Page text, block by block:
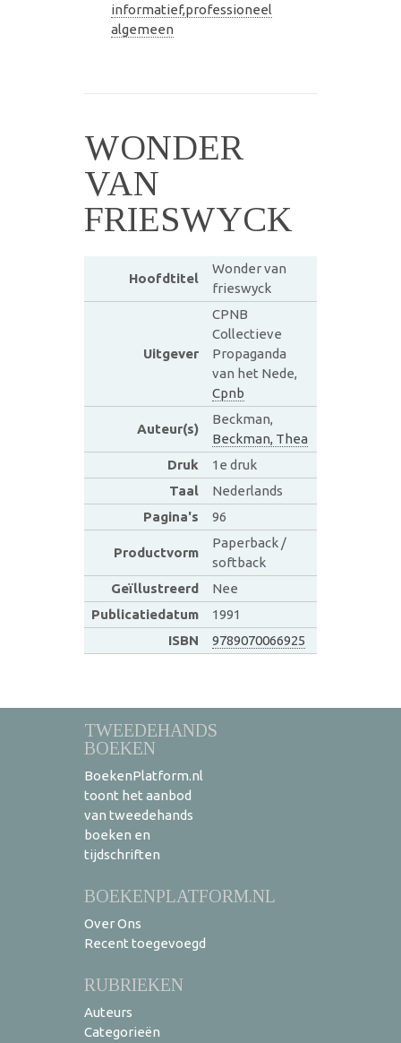
informatief,professioneel
algemeen
WONDER
VAN
FRIESWYCK
Hoofdtitel
Wonder van
frieswyck
Uitgever
CPNB
Collectieve
Propaganda
van het Nede,
Cpnb
Auteur(s)
Beckman,
Beckman, Thea
Druk
1e druk
Taal
Nederlands
Pagina's
96
Productvorm
Paperback /
softback
Geïllustreerd
Nee
Publicatiedatum
1991
ISBN
9789070066925
TWEEDEHANDS
BOEKEN
BoekenPlatform.nl
toont het aanbod
van tweedehands
boeken en
tijdschriften
BOEKENPLATFORM.NL
Over Ons
Recent toegevoegd
RUBRIEKEN
Auteurs
Categorieën